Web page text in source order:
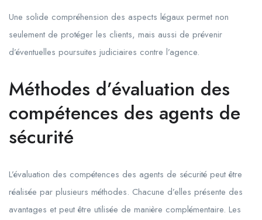
Une solide compréhension des aspects légaux permet non
seulement de protéger les clients, mais aussi de prévenir
d’éventuelles poursuites judiciaires contre l’agence.
Méthodes d’évaluation des
compétences des agents de
sécurité
L’évaluation des compétences des agents de sécurité peut être
réalisée par plusieurs méthodes. Chacune d’elles présente des
avantages et peut être utilisée de manière complémentaire. Les